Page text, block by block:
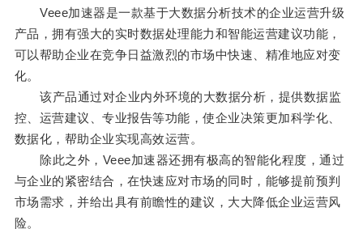
Veee加速器是一款基于大数据分析技术的企业运营升级
产品，拥有强大的实时数据处理能力和智能运营建议功能，
可以帮助企业在竞争日益激烈的市场中快速、精准地应对变
化。
该产品通过对企业内外环境的大数据分析，提供数据监
控、运营建议、专业报告等功能，使企业决策更加科学化、
数据化，帮助企业实现高效运营。
除此之外，Veee加速器还拥有极高的智能化程度，通过
与企业的紧密结合，在快速应对市场的同时，能够提前预判
市场需求，并给出具有前瞻性的建议，大大降低企业运营风
险。